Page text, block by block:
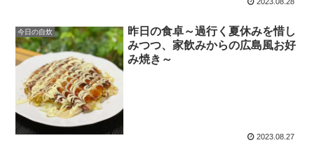
今日の自炊
昨日の食卓～過行く夏休みを惜し
みつつ、家飲みからの広島風お好
み焼き～
2023.08.27